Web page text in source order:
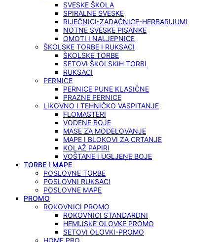
SVESKE ŠKOLA
SPIRALNE SVESKE
RIJEČNICI-ZADAĆNICE-HERBARIJUMI
NOTNE SVESKE PISANKE
OMOTI I NALJEPNICE
ŠKOLSKE TORBE I RUKSACI
ŠKOLSKE TORBE
SETOVI ŠKOLSKIH TORBI
RUKSACI
PERNICE
PERNICE PUNE KLASIČNE
PRAZNE PERNICE
LIKOVNO I TEHNIČKO VASPITANJE
FLOMASTERI
VODENE BOJE
MASE ZA MODELOVANJE
MAPE I BLOKOVI ZA CRTANJE
KOLAŽ PAPIRI
VOŠTANE I UGLJENE BOJE
TORBE I MAPE
POSLOVNE TORBE
POSLOVNI RUKSACI
POSLOVNE MAPE
PROMO
ROKOVNICI PROMO
ROKOVNICI STANDARDNI
HEMIJSKE OLOVKE PROMO
SETOVI OLOVKI-PROMO
HOME PRO